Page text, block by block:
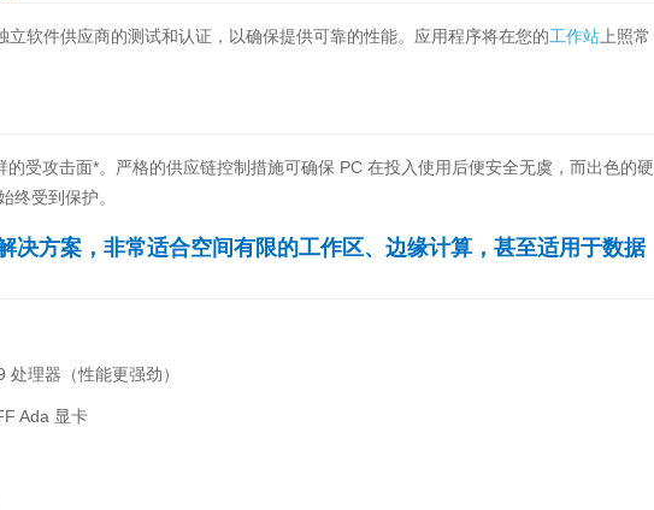
立软件供应商的测试和认证，以确保提供可靠的性能。应用程序将在您的工作站上照常
受攻击面*。严格的供应链控制措施可确保 PC 在投入使用后便安全无虞，而出色的硬
终受到保护。
决方案，非常适合空间有限的工作区、边缘计算，甚至适用于数据
理器（性能更强劲）
Ada 显卡